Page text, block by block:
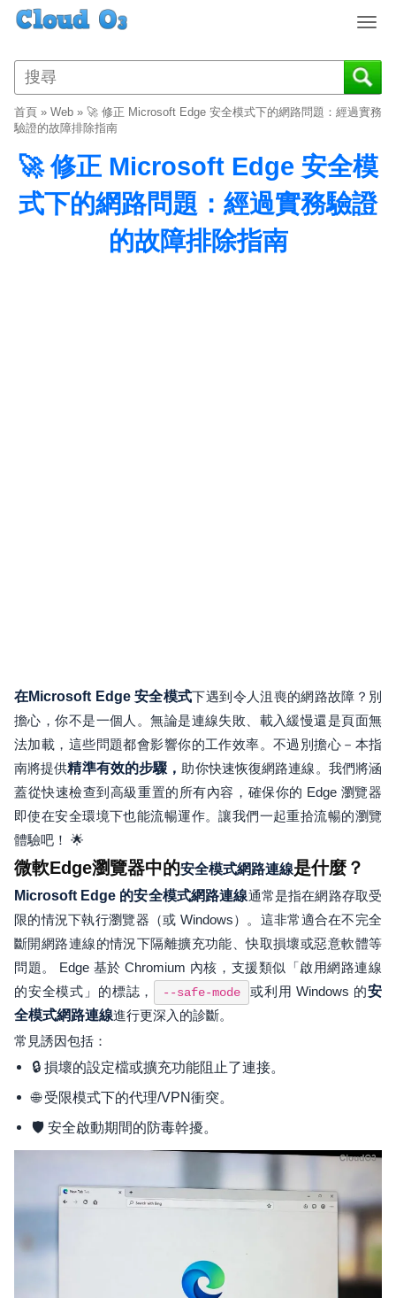
T
g
g
e
a
v
i
g
首頁 » Web » 🚀 修正 Microsoft Edge 安全模式下的網路問題：經過實務
驗證的故障排除指南
🚀 修正 Microsoft Edge 安全模
式下的網路問題：經過實務驗證
的故障排除指南
在Microsoft Edge 安全模式下遇到令人沮喪的網路故障？別
擔心，你不是一個人。無論是連線失敗、載入緩慢還是頁面無
法加載，這些問題都會影響你的工作效率。不過別擔心－本指
南將提供精準有效的步驟， 助你快速恢復網路連線。我們將涵
蓋從快速檢查到高級重置的所有內容，確保你的 Edge 瀏覽器
即使在安全環境下也能流暢運作。讓我們一起重拾流暢的瀏覽
體驗吧！ 🌟
微軟Edge瀏覽器中的安全模式網路連線是什麼？
Microsoft Edge 的安全模式網路連線通常是指在網路存取受
限的情況下執行瀏覽器（或 Windows）。這非常適合在不完全
斷開網路連線的情況下隔離擴充功能、快取損壞或惡意軟體等
問題。 Edge 基於 Chromium 內核，支援類似「啟用網路連線
的安全模式」的標誌，
--safe-mode 或利用 Windows 的安
全模式網路連線進行更深入的診斷。
常見誘因包括：
🔒 損壞的設定檔或擴充功能阻止了連接。
🌐 受限模式下的代理/VPN衝突。
🛡️ 安全啟動期間的防毒幹擾。